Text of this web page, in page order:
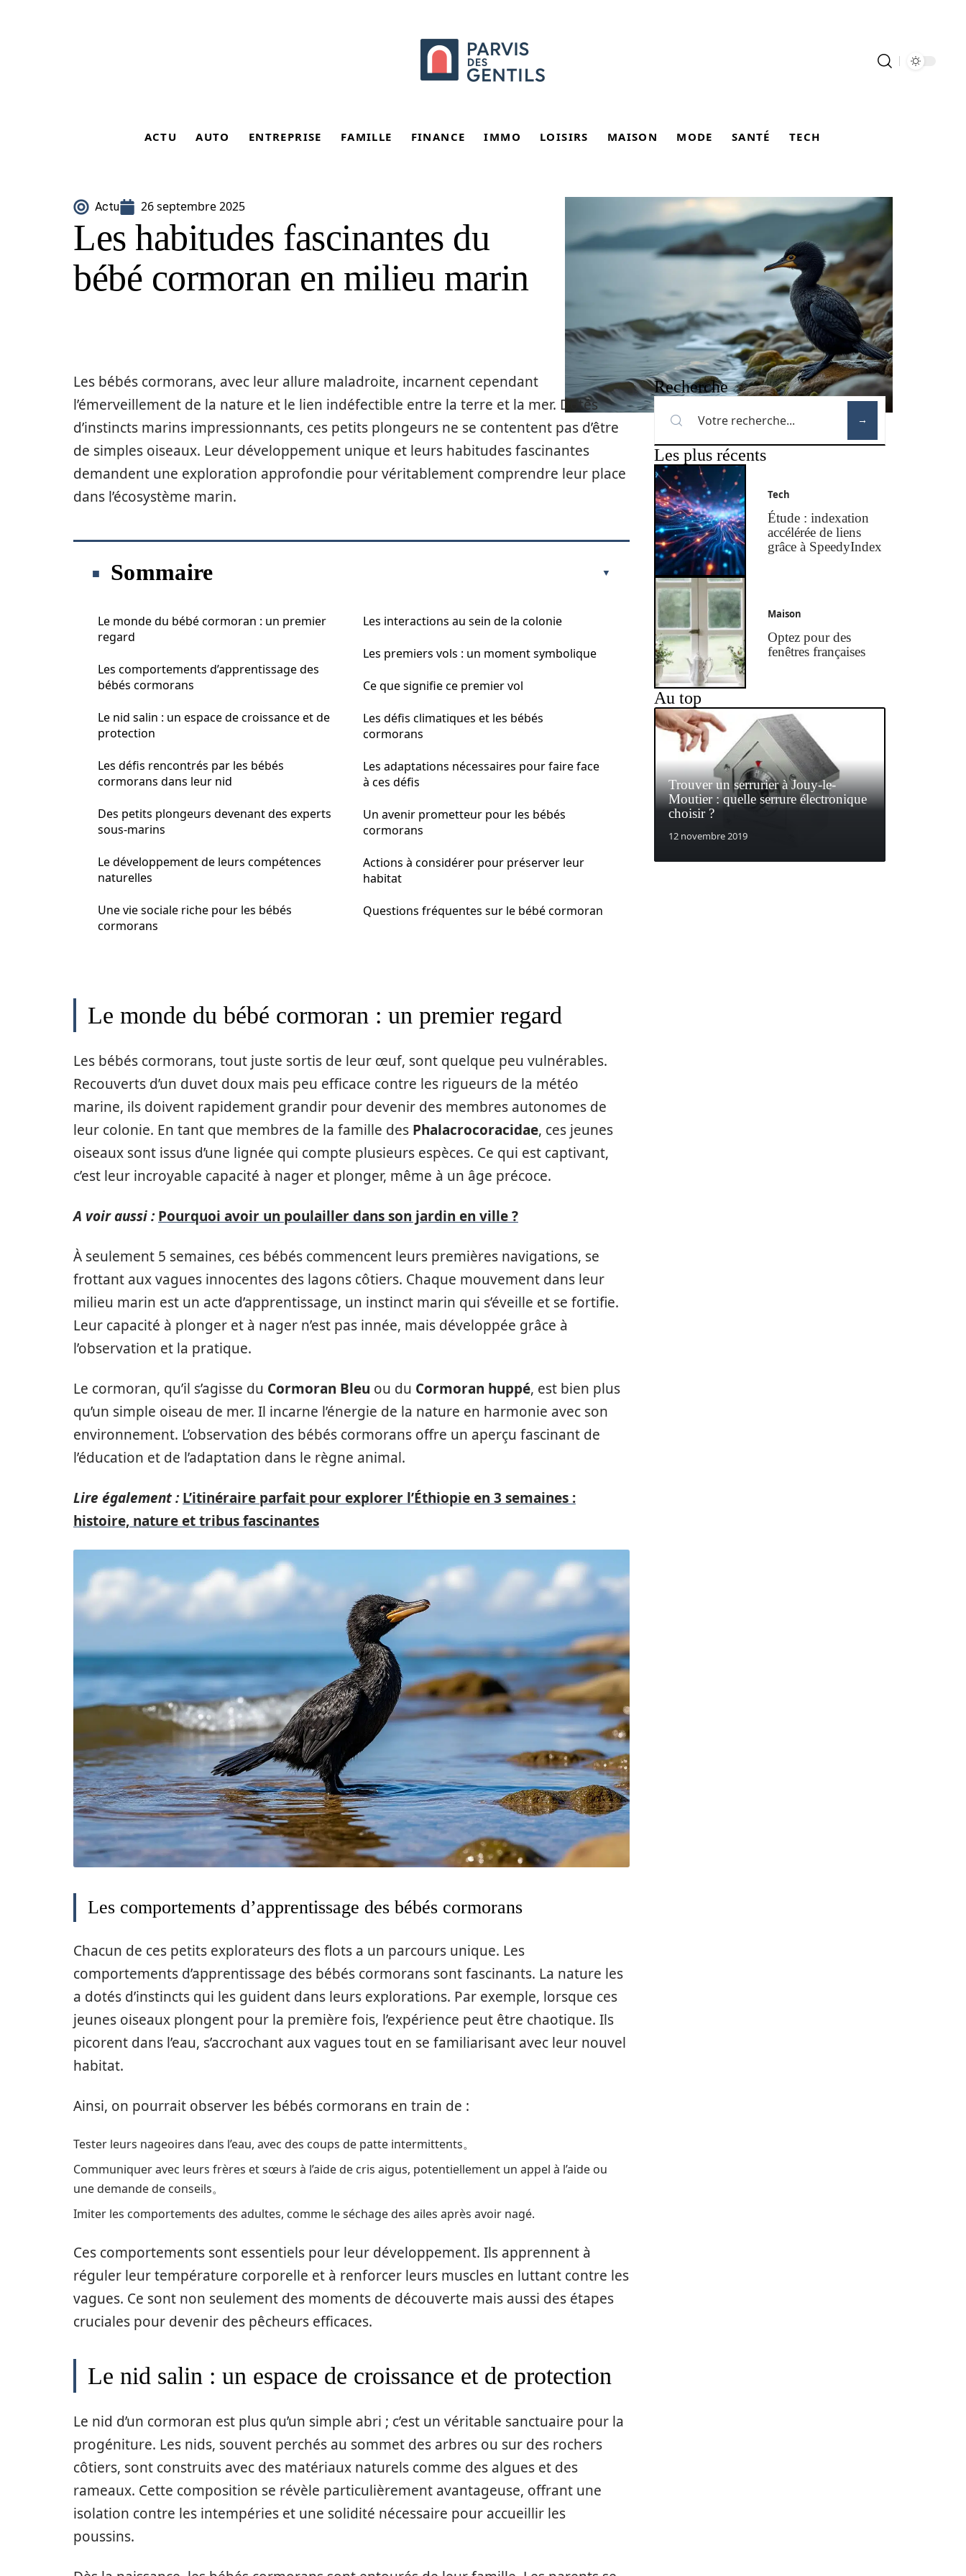
ACTU AUTO ENTREPRISE FAMILLE FINANCE IMMO LOISIRS MAISON MODE SANTÉ TECH
Actu 26 septembre 2025
Les habitudes fascinantes du
bébé cormoran en milieu marin
Les bébés cormorans, avec leur allure maladroite, incarnent cependant
l’émerveillement de la nature et le lien indéfectible entre la terre et la mer. Dotés
d’instincts marins impressionnants, ces petits plongeurs ne se contentent pas d’être
de simples oiseaux. Leur développement unique et leurs habitudes fascinantes
demandent une exploration approfondie pour véritablement comprendre leur place
dans l’écosystème marin.
Sommaire
Le monde du bébé cormoran : un premier
regard
Les comportements d’apprentissage des
bébés cormorans
Le nid salin : un espace de croissance et de
protection
Les défis rencontrés par les bébés
cormorans dans leur nid
Des petits plongeurs devenant des experts
sous-marins
Le développement de leurs compétences
naturelles
Une vie sociale riche pour les bébés
cormorans
Les interactions au sein de la colonie
Les premiers vols : un moment symbolique
Ce que signifie ce premier vol
Les défis climatiques et les bébés
cormorans
Les adaptations nécessaires pour faire face
à ces défis
Un avenir prometteur pour les bébés
cormorans
Actions à considérer pour préserver leur
habitat
Questions fréquentes sur le bébé cormoran
Le monde du bébé cormoran : un premier regard
Les bébés cormorans, tout juste sortis de leur œuf, sont quelque peu vulnérables.
Recouverts d’un duvet doux mais peu efficace contre les rigueurs de la météo
marine, ils doivent rapidement grandir pour devenir des membres autonomes de
leur colonie. En tant que membres de la famille des Phalacrocoracidae, ces jeunes
oiseaux sont issus d’une lignée qui compte plusieurs espèces. Ce qui est captivant,
c’est leur incroyable capacité à nager et plonger, même à un âge précoce.
A voir aussi : Pourquoi avoir un poulailler dans son jardin en ville ?
À seulement 5 semaines, ces bébés commencent leurs premières navigations, se
frottant aux vagues innocentes des lagons côtiers. Chaque mouvement dans leur
milieu marin est un acte d’apprentissage, un instinct marin qui s’éveille et se fortifie.
Leur capacité à plonger et à nager n’est pas innée, mais développée grâce à
l’observation et la pratique.
Le cormoran, qu’il s’agisse du Cormoran Bleu ou du Cormoran huppé, est bien plus
qu’un simple oiseau de mer. Il incarne l’énergie de la nature en harmonie avec son
environnement. L’observation des bébés cormorans offre un aperçu fascinant de
l’éducation et de l’adaptation dans le règne animal.
Lire également : L’itinéraire parfait pour explorer l’Éthiopie en 3 semaines :
histoire, nature et tribus fascinantes
Les comportements d’apprentissage des bébés cormorans
Chacun de ces petits explorateurs des flots a un parcours unique. Les
comportements d’apprentissage des bébés cormorans sont fascinants. La nature les
a dotés d’instincts qui les guident dans leurs explorations. Par exemple, lorsque ces
jeunes oiseaux plongent pour la première fois, l’expérience peut être chaotique. Ils
picorent dans l’eau, s’accrochant aux vagues tout en se familiarisant avec leur nouvel
habitat.
Ainsi, on pourrait observer les bébés cormorans en train de :
Tester leurs nageoires dans l’eau, avec des coups de patte intermittents。
Communiquer avec leurs frères et sœurs à l’aide de cris aigus, potentiellement un appel à l’aide ou
une demande de conseils。
Imiter les comportements des adultes, comme le séchage des ailes après avoir nagé.
Ces comportements sont essentiels pour leur développement. Ils apprennent à
réguler leur température corporelle et à renforcer leurs muscles en luttant contre les
vagues. Ce sont non seulement des moments de découverte mais aussi des étapes
cruciales pour devenir des pêcheurs efficaces.
Le nid salin : un espace de croissance et de protection
Le nid d’un cormoran est plus qu’un simple abri ; c’est un véritable sanctuaire pour la
progéniture. Les nids, souvent perchés au sommet des arbres ou sur des rochers
côtiers, sont construits avec des matériaux naturels comme des algues et des
rameaux. Cette composition se révèle particulièrement avantageuse, offrant une
isolation contre les intempéries et une solidité nécessaire pour accueillir les
poussins.
Recherche
Les plus récents
Tech
Étude : indexation
accélérée de liens
grâce à SpeedyIndex
Maison
Optez pour des
fenêtres françaises
Au top
Trouver un serrurier à Jouy-le-
Moutier : quelle serrure électronique
choisir ?
12 novembre 2019